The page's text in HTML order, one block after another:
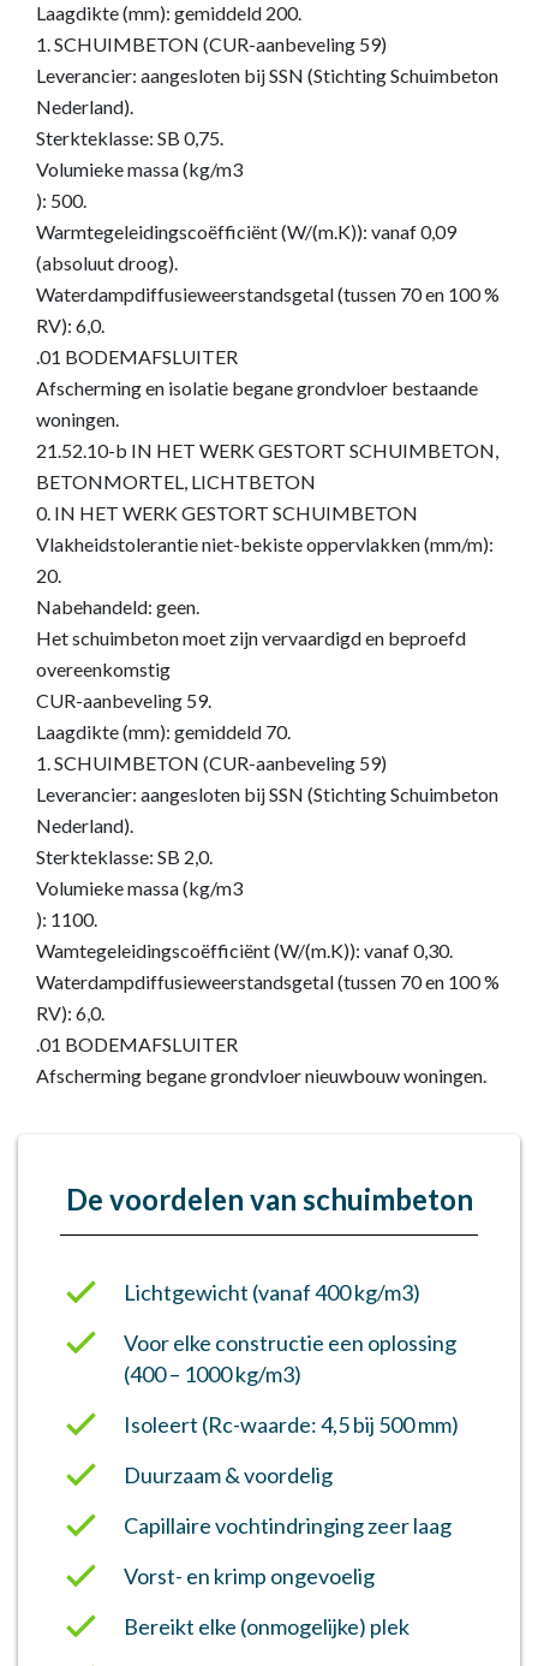
Laagdikte (mm): gemiddeld 200.
1. SCHUIMBETON (CUR-aanbeveling 59)
Leverancier: aangesloten bij SSN (Stichting Schuimbeton
Nederland).
Sterkteklasse: SB 0,75.
Volumieke massa (kg/m3
): 500.
Warmtegeleidingscoëfficiënt (W/(m.K)): vanaf 0,09
(absoluut droog).
Waterdampdiffusieweerstandsgetal (tussen 70 en 100 %
RV): 6,0.
.01 BODEMAFSLUITER
Afscherming en isolatie begane grondvloer bestaande
woningen.
21.52.10-b IN HET WERK GESTORT SCHUIMBETON,
BETONMORTEL, LICHTBETON
0. IN HET WERK GESTORT SCHUIMBETON
Vlakheidstolerantie niet-bekiste oppervlakken (mm/m):
20.
Nabehandeld: geen.
Het schuimbeton moet zijn vervaardigd en beproefd
overeenkomstig
CUR-aanbeveling 59.
Laagdikte (mm): gemiddeld 70.
1. SCHUIMBETON (CUR-aanbeveling 59)
Leverancier: aangesloten bij SSN (Stichting Schuimbeton
Nederland).
Sterkteklasse: SB 2,0.
Volumieke massa (kg/m3
): 1100.
Wamtegeleidingscoëfficiënt (W/(m.K)): vanaf 0,30.
Waterdampdiffusieweerstandsgetal (tussen 70 en 100 %
RV): 6,0.
.01 BODEMAFSLUITER
Afscherming begane grondvloer nieuwbouw woningen.
De voordelen van schuimbeton
Lichtgewicht (vanaf 400 kg/m3)
Voor elke constructie een oplossing
(400 – 1000 kg/m3)
Isoleert (Rc-waarde: 4,5 bij 500 mm)
Duurzaam & voordelig
Capillaire vochtindringing zeer laag
Vorst- en krimp ongevoelig
Bereikt elke (onmogelijke) plek